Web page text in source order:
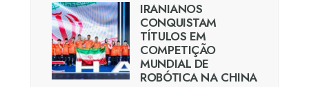
IRANIANOS
CONQUISTAM
TÍTULOS EM
COMPETIÇÃO
MUNDIAL DE
ROBÓTICA NA CHINA